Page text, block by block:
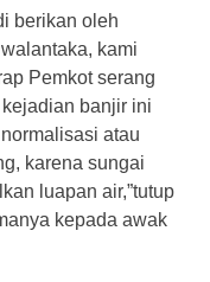
berikan oleh
kami
Pemkot serang
banjir ini
atau
karena sungai
luapan air,”tutup
kepada awak